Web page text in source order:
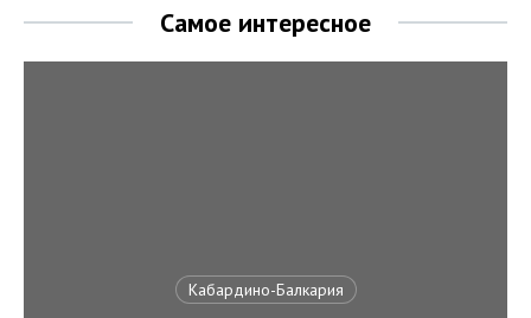
Самое интересное
Кабардино-Балкария